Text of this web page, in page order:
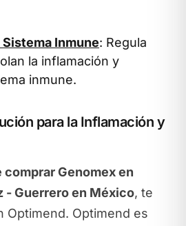
Inmune: Regula
la inflamación y
inmune.
para la Inflamación y
comprar Genomex en
- Guerrero en México, te
Optimend. Optimend es